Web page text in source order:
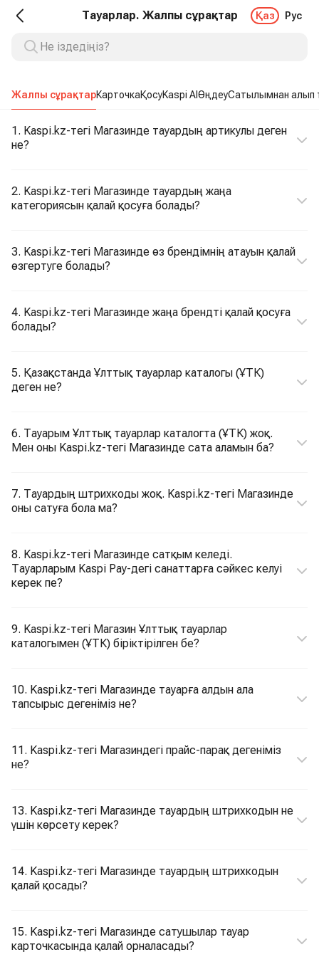
Тауарлар. Жалпы сұрақтар Қаз Рус
Жалпы сұрақтарКарточкаҚосуKaspi AIӨңдеуСатылымнан алып
1. Kaspi.kz-тегі Магазинде тауардың артикулы деген
не?
2. Kaspi.kz-тегі Магазинде тауардың жаңа
категориясын қалай қосуға болады?
3. Kaspi.kz-тегі Магазинде өз брендімнің атауын қалай
өзгертуге болады?
4. Kaspi.kz-тегі Магазинде жаңа брендті қалай қосуға
болады?
5. Қазақстанда Ұлттық тауарлар каталогы (ҰТК)
деген не?
6. Тауарым Ұлттық тауарлар каталогта (ҰТК) жоқ.
Мен оны Kaspi.kz-тегі Магазинде сата аламын ба?
7. Тауардың штрихкоды жоқ. Kaspi.kz-тегі Магазинде
оны сатуға бола ма?
8. Kaspi.kz-тегі Магазинде сатқым келеді.
Тауарларым Kaspi Pay-дегі санаттарға сәйкес келуі
керек пе?
9. Kaspi.kz-тегі Магазин Ұлттық тауарлар
каталогымен (ҰТК) біріктірілген бе?
10. Kaspi.kz-тегі Магазинде тауарға алдын ала
тапсырыс дегеніміз не?
11. Kaspi.kz-тегі Магазиндегі прайс-парақ дегеніміз
не?
13. Kaspi.kz-тегі Магазинде тауардың штрихкодын не
үшін көрсету керек?
14. Kaspi.kz-тегі Магазинде тауардың штрихкодын
қалай қосады?
15. Kaspi.kz-тегі Магазинде сатушылар тауар
карточкасында қалай орналасады?